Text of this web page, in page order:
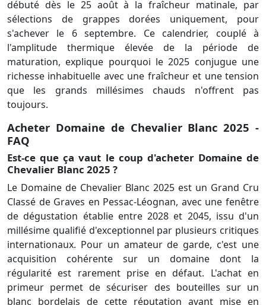
débuté dès le 25 août à la fraîcheur matinale, par
sélections de grappes dorées uniquement, pour
s'achever le 6 septembre. Ce calendrier, couplé à
l'amplitude thermique élevée de la période de
maturation, explique pourquoi le 2025 conjugue une
richesse inhabituelle avec une fraîcheur et une tension
que les grands millésimes chauds n'offrent pas
toujours.
Acheter Domaine de Chevalier Blanc 2025 -
FAQ
Est-ce que ça vaut le coup d'acheter Domaine de
Chevalier Blanc 2025 ?
Le Domaine de Chevalier Blanc 2025 est un Grand Cru
Classé de Graves en Pessac-Léognan, avec une fenêtre
de dégustation établie entre 2028 et 2045, issu d'un
millésime qualifié d'exceptionnel par plusieurs critiques
internationaux. Pour un amateur de garde, c'est une
acquisition cohérente sur un domaine dont la
régularité est rarement prise en défaut. L'achat en
primeur permet de sécuriser des bouteilles sur un
blanc bordelais de cette réputation avant mise en